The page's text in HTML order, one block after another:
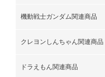
機動戦士ガンダム関連商品
クレヨンしんちゃん関連商品
ドラえもん関連商品